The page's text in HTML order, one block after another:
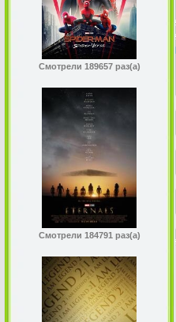
Смотрели 189657 раз(а)
Смотрели 184791 раз(а)